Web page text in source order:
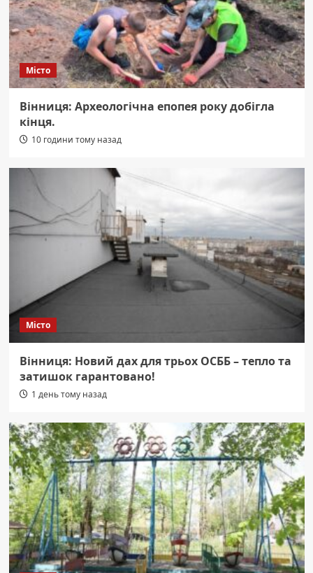
Місто
Вінниця: Археологічна епопея року добігла
кінця.
10 години тому назад
Місто
Вінниця: Новий дах для трьох ОСББ – тепло та
затишок гарантовано!
1 день тому назад